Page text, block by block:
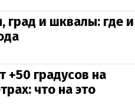
град и шквалы: где и
градусов на
что на это